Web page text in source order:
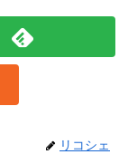
リコシェ